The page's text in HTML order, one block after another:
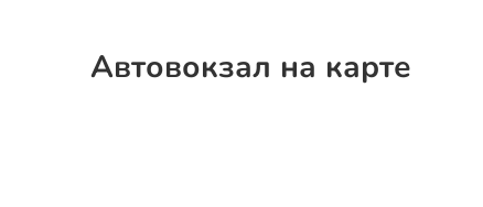
Автовокзал на карте